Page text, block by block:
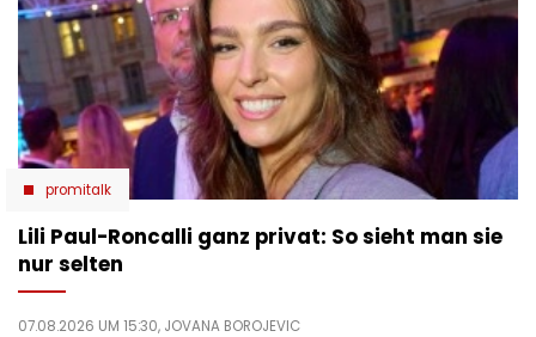
promitalk
Lili Paul-Roncalli ganz privat: So sieht man sie
nur selten
07.08.2026 UM 15:30, JOVANA BOROJEVIC